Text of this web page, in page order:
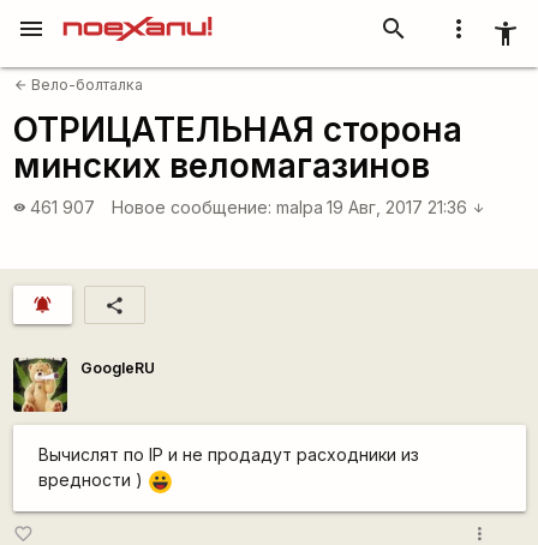
more_vert accessibility_new
search
menu
arrow_back Вело-болталка
ОТРИЦАТЕЛЬНАЯ сторона
минских веломагазинов
visibility 461 907 Новое сообщение: malpa 19 Авг, 2017 21:36 arrow_downward
notifications_active share
GoogleRU
Вычислят по IP и не продадут расходники из
вредности ) |-))
favorite_border more_vert